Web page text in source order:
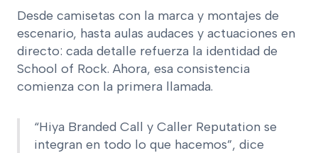
Desde camisetas con la marca y montajes de
escenario, hasta aulas audaces y actuaciones en
directo: cada detalle refuerza la identidad de
School of Rock. Ahora, esa consistencia
comienza con la primera llamada.
“Hiya Branded Call y Caller Reputation se
integran en todo lo que hacemos”, dice